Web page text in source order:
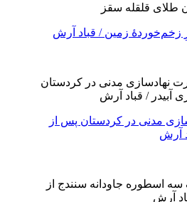
طلای قلقله سقز
زخم‌خوردهٔ زمین / قباد آرش
مدنی در کردستان پس از
آرش